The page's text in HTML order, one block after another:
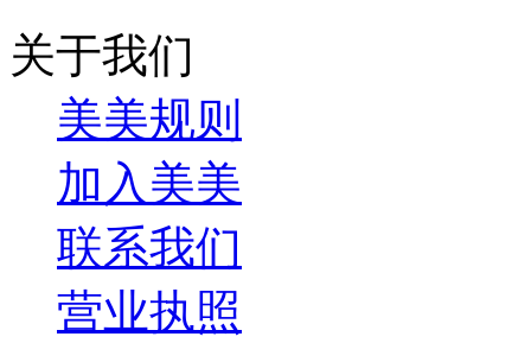
关于我们
美美规则
加入美美
联系我们
营业执照